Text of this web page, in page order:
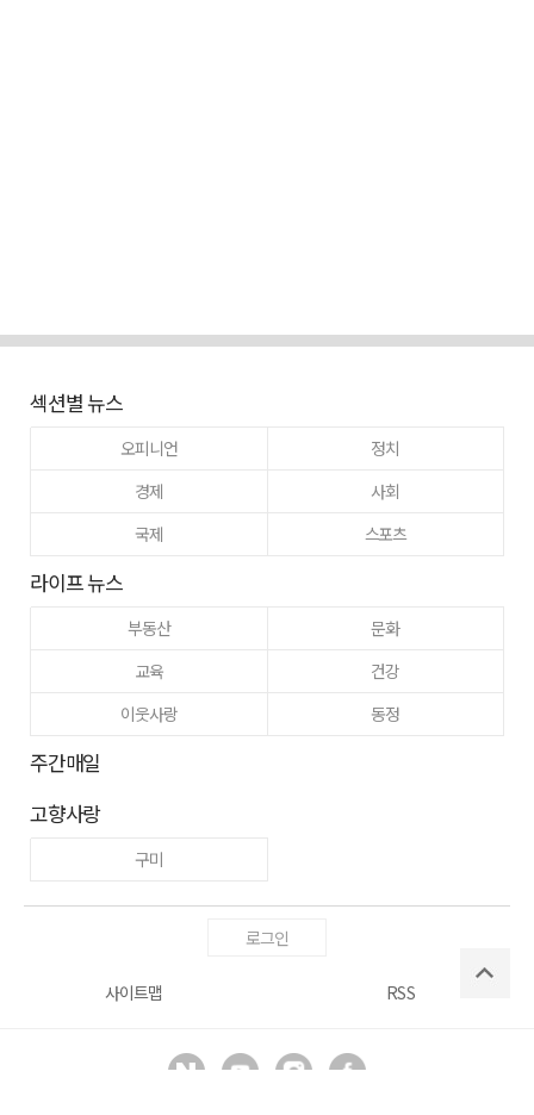
섹션별 뉴스
오피니언
정치
경제
사회
국제
스포츠
라이프 뉴스
부동산
문화
교육
건강
이웃사랑
동정
주간매일
고향사랑
구미
로그인
사이트맵 RSS